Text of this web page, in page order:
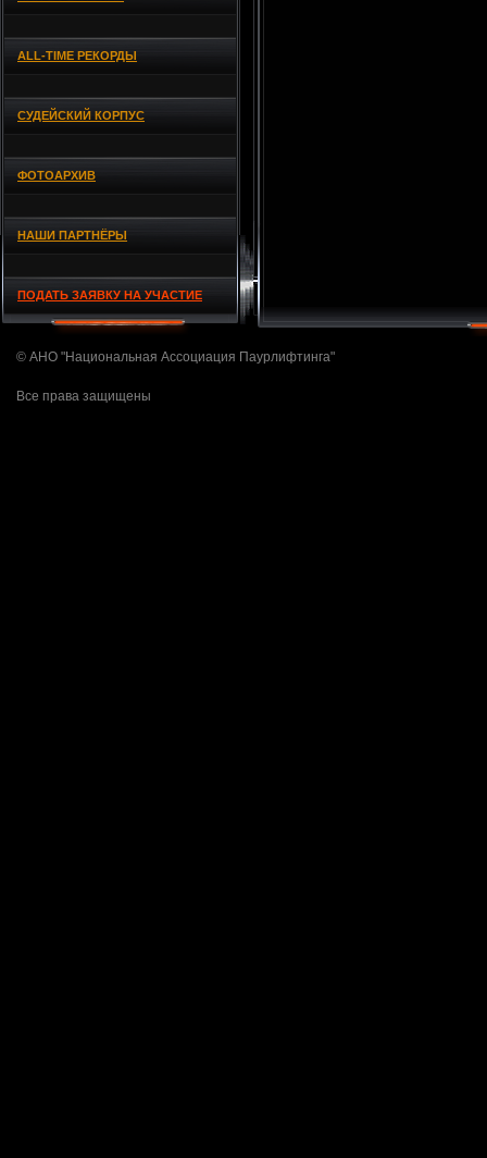
ALL-TIME РЕКОРДЫ
СУДЕЙСКИЙ КОРПУС
ФОТОАРХИВ
НАШИ ПАРТНЁРЫ
ПОДАТЬ ЗАЯВКУ НА УЧАСТИЕ
© АНО "Национальная Ассоциация Паурлифтинга"
Все права защищены